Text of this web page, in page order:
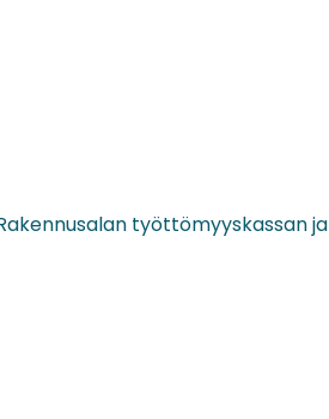
työttömyyskassan ja